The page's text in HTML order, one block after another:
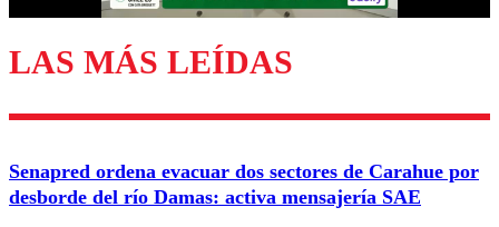
Enviar comentario
LAS MÁS LEÍDAS
Senapred ordena evacuar dos sectores de Carahue por
desborde del río Damas: activa mensajería SAE